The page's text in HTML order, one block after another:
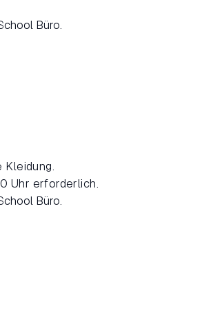
Büro.
Kleidung.
Uhr erforderlich.
Büro.